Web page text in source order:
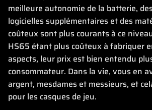
meilleure autonomie de la batterie,
logicielles supplémentaires et des
coûteux sont plus courants à ce
HS65 étant plus coûteux à fabriquer
aspects, leur prix est bien entendu
consommateur. Dans la vie, vous en
argent, mesdames et messieurs, et
pour les casques de jeu.